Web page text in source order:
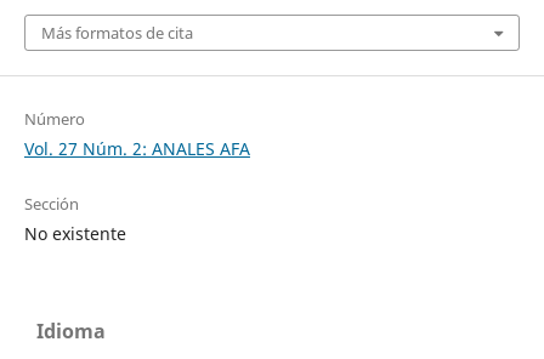
Más formatos de cita
Número
Vol. 27 Núm. 2: ANALES AFA
Sección
No existente
Idioma